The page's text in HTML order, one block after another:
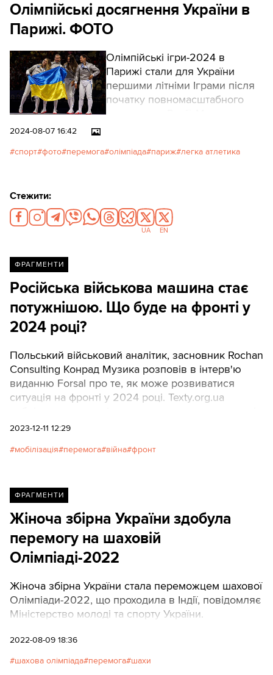
Олімпійські досягнення України в
Парижі. ФОТО
Олімпійські ігри-2024 в
Парижі стали для України
першими літніми Іграми після
початку повномасштабного
українських перемог.
2024-08-07 16:42
спорт фото перемога олімпіада париж легка атлетика
Стежити:
UA EN
ФРАГМЕНТИ
Російська військова машина стає
потужнішою. Що буде на фронті у
2024 році?
Польський військовий аналітик, засновник Rochan
Consulting Конрад Музика розповів в інтерв'ю
виданню Forsal про те, як може розвиватися
ситуація на фронті у 2024 році. Texty.org.ua
впорядкованої прямої мови.
2023-12-11 12:29
мобілізація перемога війна фронт
ФРАГМЕНТИ
Жіноча збірна України здобула
перемогу на шаховій
Олімпіаді-2022
Жіноча збірна України стала переможцем шахової
Олімпіади-2022, що проходила в Індії, повідомляє
Міністерство молоді та спорту України.
2022-08-09 18:36
шахова олімпіада перемога шахи